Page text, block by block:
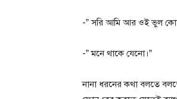
-” সরি আমি আর ওই ভুল
-” মনে থাকে যেনো।”
নানা ধরনের কথা বলতে